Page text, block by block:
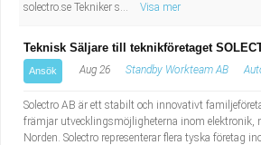
solectro.se Tekniker s...
Visa mer
Teknisk Säljare till teknikföretaget
Ansök Aug 26 Standby Workteam AB
Solectro AB är ett stabilt och innovativt
främjar utvecklingsmöjligheterna inom elektronik,
Norden. Solectro representerar flera tyska företag